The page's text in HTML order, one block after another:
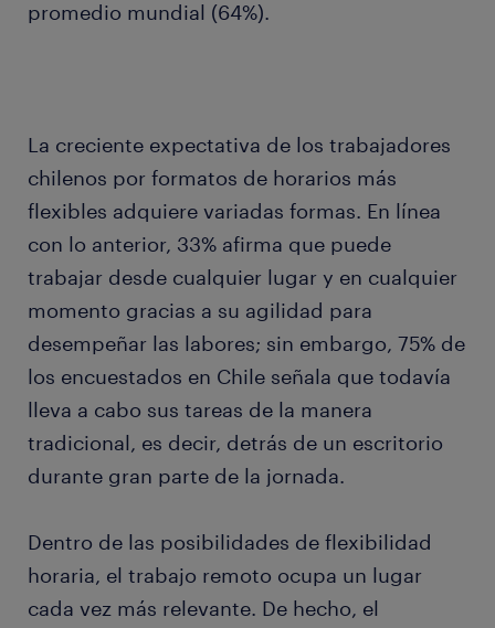
promedio mundial (64%).
La creciente expectativa de los trabajadores
chilenos por formatos de horarios más
flexibles adquiere variadas formas. En línea
con lo anterior, 33% afirma que puede
trabajar desde cualquier lugar y en cualquier
momento gracias a su agilidad para
desempeñar las labores; sin embargo, 75% de
los encuestados en Chile señala que todavía
lleva a cabo sus tareas de la manera
tradicional, es decir, detrás de un escritorio
durante gran parte de la jornada.
Dentro de las posibilidades de flexibilidad
horaria, el trabajo remoto ocupa un lugar
cada vez más relevante. De hecho, el